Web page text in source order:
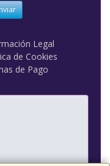
Legal
de Cookies
de Pago